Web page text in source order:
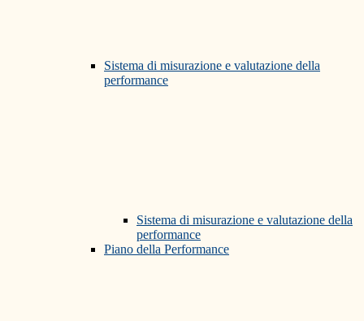
Sistema di misurazione e valutazione della
performance
Sistema di misurazione e valutazione della
performance
Piano della Performance